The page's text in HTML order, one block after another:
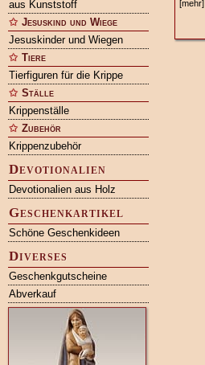
aus Kunststoff
Jesuskind und Wiege
Jesuskinder und Wiegen
Tiere
Tierfiguren für die Krippe
Ställe
Krippenställe
Zubehör
Krippenzubehör
Devotionalien
Devotionalien aus Holz
Geschenkartikel
Schöne Geschenkideen
Diverses
Geschenkgutscheine
Abverkauf
[mehr]